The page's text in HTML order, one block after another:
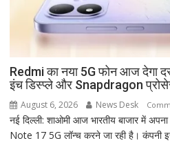
Redmi का नया 5G फोन आज देगा
इंच डिस्प्ले और Snapdragon
August 6, 2026 News Desk
नई दिल्ली: शाओमी आज भारतीय बाजार में
Note 17 5G लॉन्च करने जा रही है। कंपनी